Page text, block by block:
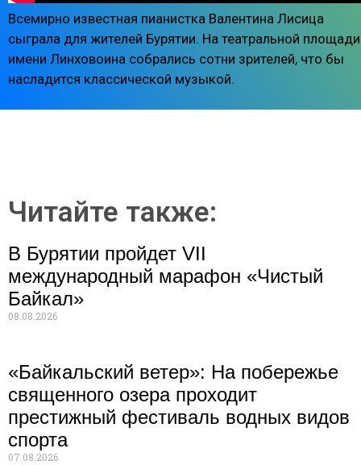
Всемирно известная пианистка Валентина Лисица
сыграла для жителей Бурятии. На театральной площади
имени Линховоина собрались сотни зрителей, что бы
насладится классической музыкой.
Читайте также:
В Бурятии пройдет VII
международный марафон «Чистый
Байкал»
08.08.2026
«Байкальский ветер»: На побережье
священного озера проходит
престижный фестиваль водных видов
спорта
07.08.2026